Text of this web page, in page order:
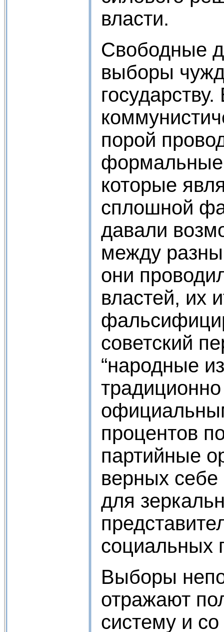
власти.
Свободные
выборы
порой
формальные
которые
сплошной
давали
между
они
властей, их
советский
“народные
процентов
партийные
верных себе
для
социальных
Выборы
отражают
систему и